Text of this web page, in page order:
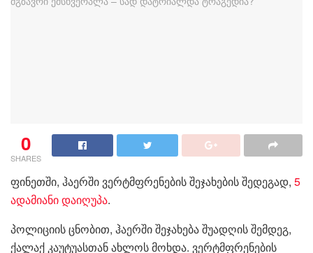
0
SHARES
ფინეთში, ჰაერში ვერტმფრენების შეჯახების შედეგად, 5
ადამიანი დაიღუპა.
პოლიციის ცნობით, ჰაერში შეჯახება შუადღის შემდეგ,
ქალაქ კაუტუასთან ახლოს მოხდა. ვერტმფრენების